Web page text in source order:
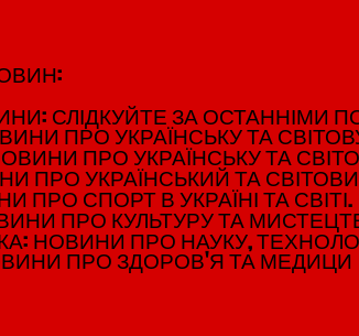
СЛІДКУЙТЕ ЗА ОСТАННІМИ
ПРО УКРАЇНСЬКУ ТА
ПРО УКРАЇНСЬКУ ТА
ПРО УКРАЇНСЬКИЙ ТА
ПРО СПОРТ В УКРАЇНІ ТА СВІТІ.
ПРО КУЛЬТУРУ ТА
НОВИНИ ПРО НАУКУ,
ПРО ЗДОРОВ'Я ТА МЕДИЦИ
СЛІДКУЙТЕ ЗА ОСТАННІМИ
ПРО УКРАЇНСЬКУ ТА
ПРО УКРАЇНСЬКУ ТА
ПРО УКРАЇНСЬКИЙ ТА
ПРО СПОРТ В УКРАЇНІ ТА СВІТІ.
ПРО КУЛЬТУРУ ТА
НОВИНИ ПРО НАУКУ,
ПРО ЗДОРОВ'Я ТА МЕДИЦИ